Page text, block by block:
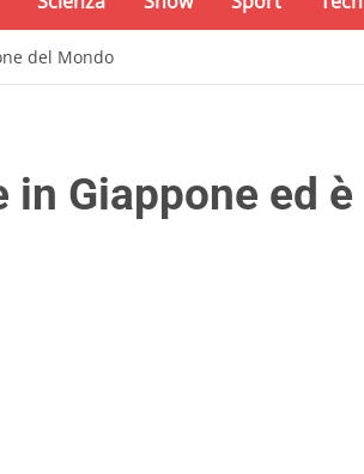
del Mondo
Giappone ed è